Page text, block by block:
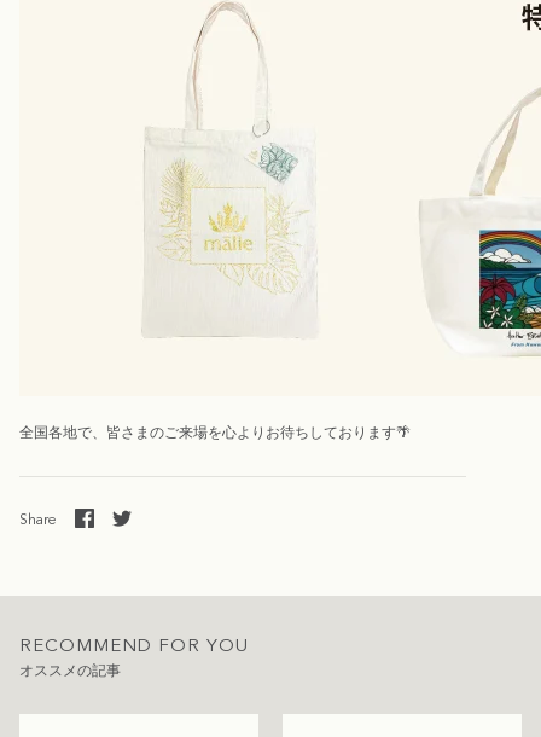
全国各地で、皆さまのご来場を心よりお待ちしております🌴
Share
RECOMMEND FOR YOU
オススメの記事